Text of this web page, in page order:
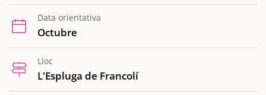
Data orientativa
Octubre
Lloc
L'Espluga de Francolí